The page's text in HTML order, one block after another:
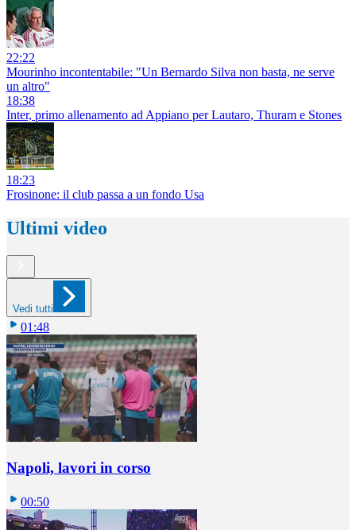
22:22
Mourinho incontentabile: "Un Bernardo Silva non basta, ne serve
un altro"
18:38
Inter, primo allenamento ad Appiano per Lautaro, Thuram e Stones
18:23
Frosinone: il club passa a un fondo Usa
Ultimi video
Vedi tutti
01:48
Napoli, lavori in corso
00:50